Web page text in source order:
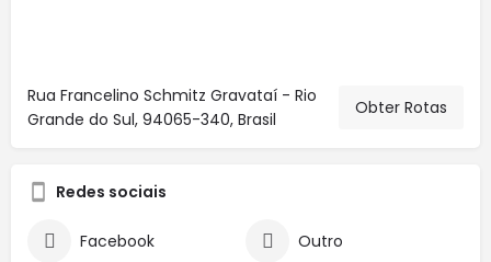
Rua Francelino Schmitz Gravataí - Rio
Grande do Sul, 94065-340, Brasil
Obter Rotas
Redes sociais
Facebook Outro